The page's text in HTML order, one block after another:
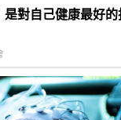
是對自己健康最好